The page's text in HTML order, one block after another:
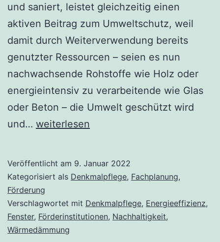
und saniert, leistet gleichzeitig einen
aktiven Beitrag zum Umweltschutz, weil
damit durch Weiterverwendung bereits
genutzter Ressourcen – seien es nun
nachwachsende Rohstoffe wie Holz oder
energieintensiv zu verarbeitende wie Glas
oder Beton – die Umwelt geschützt wird
und… Energetische
weiterlesen
Veröffentlicht am 9. Januar 2022
Kategorisiert als Denkmalpflege, Fachplanung,
Förderung
Verschlagwortet mit Denkmalpflege, Energieeffizienz,
Fenster, Förderinstitutionen, Nachhaltigkeit,
Wärmedämmung